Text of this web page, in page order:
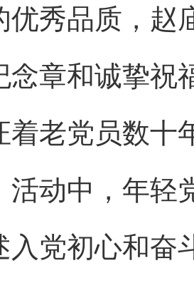
优秀品质，赵
念章和诚挚祝
着老党员数十
活动中，年轻
入党初心和奋